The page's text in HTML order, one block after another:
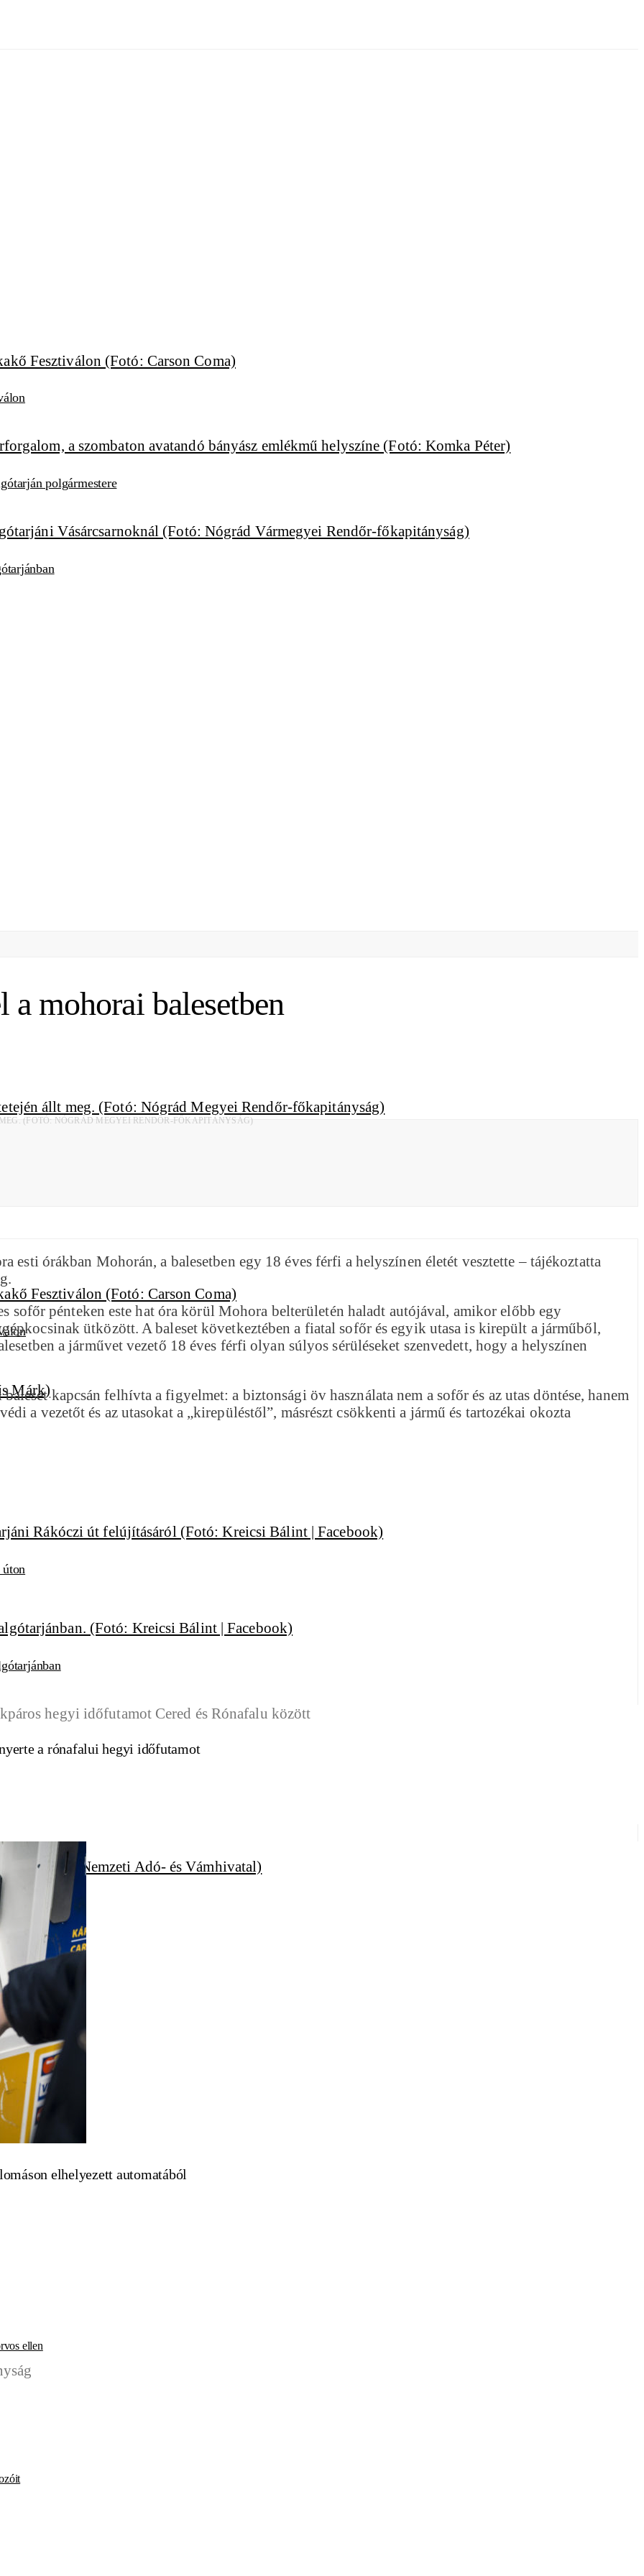
polgármestere
mohorai balesetben
(FOTÓ: NÓGRÁD MEGYEI RENDŐR-FŐKAPITÁNYSÁG)
esti órákban Mohorán, a balesetben egy 18 éves férfi a helyszínen életét vesztette – tájékoztatta
sofőr pénteken este hat óra körül Mohora belterületén haladt autójával, amikor előbb egy
ütközött. A baleset következtében a fiatal sofőr és egyik utasa is kirepült a járműből,
a járművet vezető 18 éves férfi olyan súlyos sérüléseket szenvedett, hogy a helyszínen
kapcsán felhívta a figyelmet: a biztonsági öv használata nem a sofőr és az utas döntése, hanem
a vezetőt és az utasokat a „kirepüléstől”, másrészt csökkenti a jármű és tartozékai okozta
a rónafalui hegyi időfutamot
elhelyezett automatából
ellen